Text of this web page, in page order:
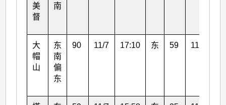
美
督
南
大
帽
山
东
南
偏
东
90 11/7 17:10 东 59 11/7